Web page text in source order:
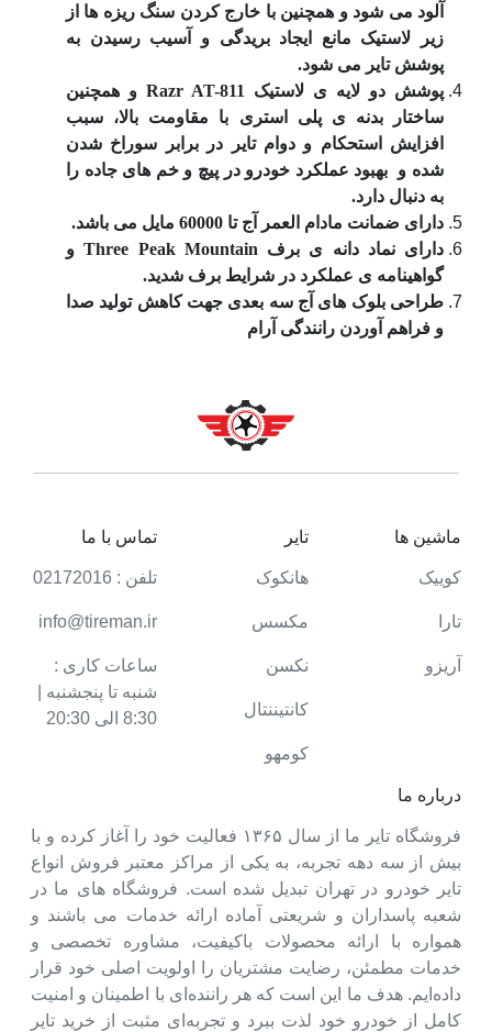
آلود می شود و همچنین با خارج کردن سنگ ریزه ها از
زیر لاستیک مانع ایجاد بریدگی و آسیب رسیدن به
پوشش تایر می شود.
پوشش دو لایه ی لاستیک Razr AT-811 و همچنین
ساختار بدنه ی پلی استری با مقاومت بالا، سبب
افزایش استحکام و دوام تایر در برابر سوراخ شدن
شده و بهبود عملکرد خودرو در پیچ و خم های جاده را
به دنبال دارد.
دارای ضمانت مادام العمر آج تا 60000 مایل می باشد.
دارای نماد دانه ی برف Three Peak Mountain و
گواهینامه ی عملکرد در شرایط برف شدید.
طراحی بلوک های آج سه بعدی جهت کاهش تولید صدا
و فراهم آوردن رانندگی آرام
درباره ما
فروشگاه تایر ما از سال ۱۳۶۵ فعالیت خود را آغاز کرده و با
بیش از سه دهه تجربه، به یکی از مراکز معتبر فروش انواع
تایر خودرو در تهران تبدیل شده است. فروشگاه های ما در
شعبه پاسداران و شریعتی آماده ارائه خدمات می باشند و
همواره با ارائه محصولات باکیفیت، مشاوره تخصصی و
خدمات مطمئن، رضایت مشتریان را اولویت اصلی خود قرار
داده‌ایم. هدف ما این است که هر راننده‌ای با اطمینان و امنیت
کامل از خودرو خود لذت ببرد و تجربه‌ای مثبت از خرید تایر
ماشین ها
کوییک
تارا
آریزو
تایر
هانکوک
مکسس
نکسن
کانتیننتال
کومهو
تماس با ما
تلفن : 02172016
info@tireman.ir
ساعات کاری :
شنبه تا پنجشنبه |
8:30 الی 20:30